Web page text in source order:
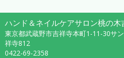
ハンド＆ネイルケアサロン桃の木
東京都武蔵野市吉祥寺本町1-11-30サ
祥寺812
0422-69-2358